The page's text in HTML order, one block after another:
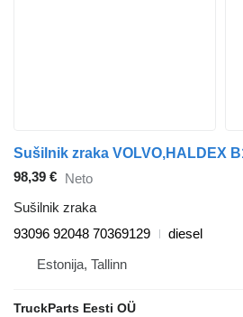
98,39 € Neto
Sušilnik zraka
93096 92048 70369129
diesel
Estonija, Tallinn
TruckParts Eesti OÜ